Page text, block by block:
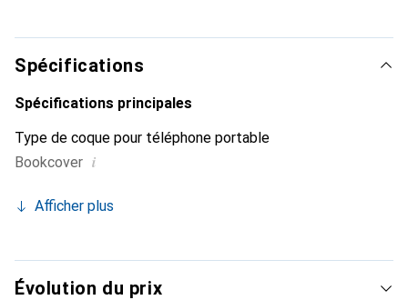
internationalement pour ses produits de haute qualité et
constitue un choix fiable pour une clientèle exigeante.
Spécifications
Spécifications principales
Type de coque pour téléphone portable
Bookcover i
Afficher plus
Évolution du prix